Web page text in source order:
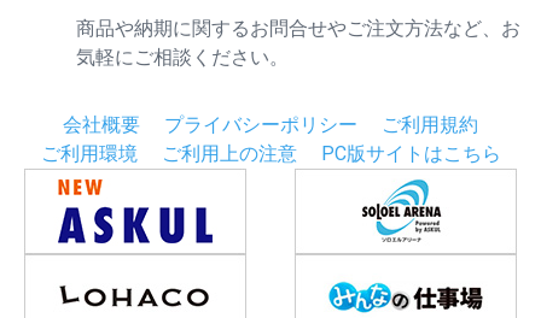
商品や納期に関するお問合せやご注文方法など、お
気軽にご相談ください。
会社概要 プライバシーポリシー
ご利用規約
ご利用環境
ご利用上の注意 PC版サイトはこちら